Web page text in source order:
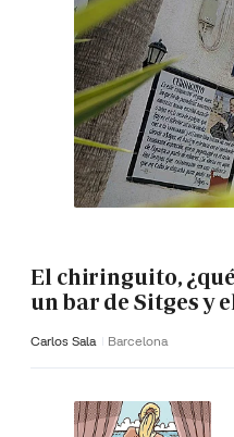
El chiringuito,
un bar de Sitges y
Carlos Sala Barcelona